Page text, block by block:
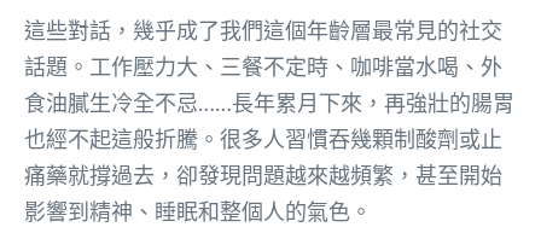
這些對話，幾乎成了我們這個年齡層最常見的社交
話題。工作壓力大、三餐不定時、咖啡當水喝、外
食油膩生冷全不忌……長年累月下來，再強壯的腸胃
也經不起這般折騰。很多人習慣吞幾顆制酸劑或止
痛藥就撐過去，卻發現問題越來越頻繁，甚至開始
影響到精神、睡眠和整個人的氣色。